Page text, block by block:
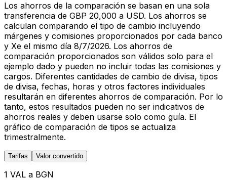
Los ahorros de la comparación se basan en una sola
transferencia de GBP 20,000 a USD. Los ahorros se
calculan comparando el tipo de cambio incluyendo
márgenes y comisiones proporcionados por cada banco
y Xe el mismo día 8/7/2026. Los ahorros de
comparación proporcionados son válidos solo para el
ejemplo dado y pueden no incluir todas las comisiones y
cargos. Diferentes cantidades de cambio de divisa, tipos
de divisa, fechas, horas y otros factores individuales
resultarán en diferentes ahorros de comparación. Por lo
tanto, estos resultados pueden no ser indicativos de
ahorros reales y deben usarse solo como guía. El
gráfico de comparación de tipos se actualiza
trimestralmente.
Tarifas Valor convertido
1 VAL a BGN